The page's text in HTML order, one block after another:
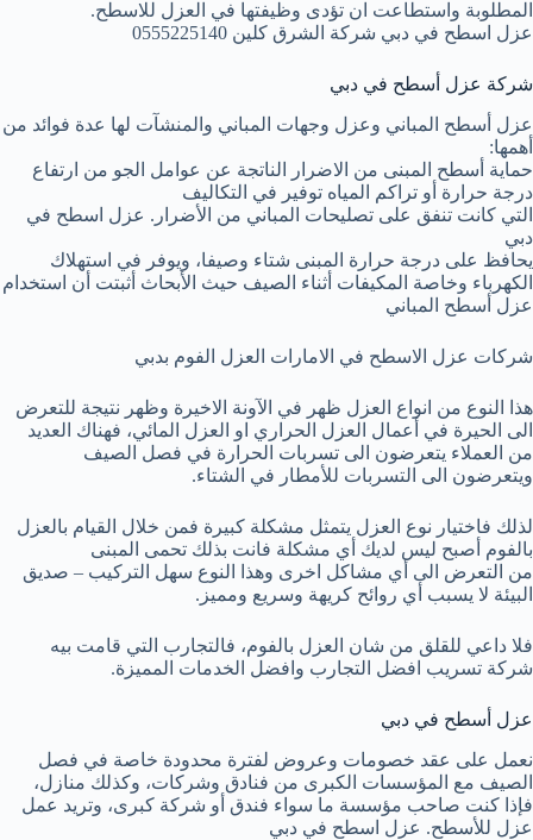
المطلوبة واستطاعت ان تؤدى وظيفتها في العزل للاسطح.
عزل اسطح في دبي شركة الشرق كلين 0555225140
شركة عزل أسطح في دبي
عزل أسطح المباني وعزل وجهات المباني والمنشآت لها عدة فوائد من
أهمها:
حماية أسطح المبنى من الاضرار الناتجة عن عوامل الجو من ارتفاع
درجة حرارة أو تراكم المياه توفير في التكاليف
التي كانت تنفق على تصليحات المباني من الأضرار. عزل اسطح في
دبي
يحافظ على درجة حرارة المبنى شتاء وصيفا، ويوفر في استهلاك
الكهرباء وخاصة المكيفات أثناء الصيف حيث الأبحاث أثبتت أن استخدام
عزل أسطح المباني
شركات عزل الاسطح في الامارات العزل الفوم بدبي
هذا النوع من انواع العزل ظهر في الآونة الاخيرة وظهر نتيجة للتعرض
الى الحيرة في أعمال العزل الحراري او العزل المائي، فهناك العديد
من العملاء يتعرضون الى تسربات الحرارة في فصل الصيف
ويتعرضون الى التسربات للأمطار في الشتاء.
لذلك فاختيار نوع العزل يتمثل مشكلة كبيرة فمن خلال القيام بالعزل
بالفوم أصبح ليس لديك أي مشكلة فانت بذلك تحمى المبنى
من التعرض الى أي مشاكل اخرى وهذا النوع سهل التركيب – صديق
البيئة لا يسبب أي روائح كريهة وسريع ومميز.
فلا داعي للقلق من شان العزل بالفوم، فالتجارب التي قامت بيه
شركة تسريب افضل التجارب وافضل الخدمات المميزة.
عزل أسطح في دبي
نعمل على عقد خصومات وعروض لفترة محدودة خاصة في فصل
الصيف مع المؤسسات الكبرى من فنادق وشركات، وكذلك منازل،
فإذا كنت صاحب مؤسسة ما سواء فندق أو شركة كبرى، وتريد عمل
عزل للأسطح. عزل اسطح في دبي